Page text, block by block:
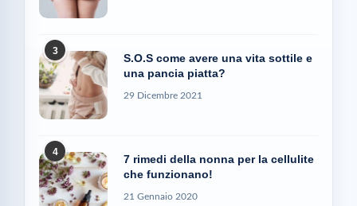
3
S.O.S come avere una vita sottile e
una pancia piatta?
29 Dicembre 2021
4
7 rimedi della nonna per la cellulite
che funzionano!
21 Gennaio 2020